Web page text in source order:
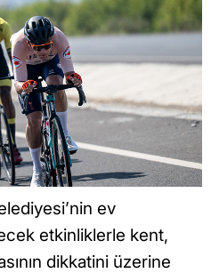
ev
etkinliklerle kent,
dikkatini üzerine